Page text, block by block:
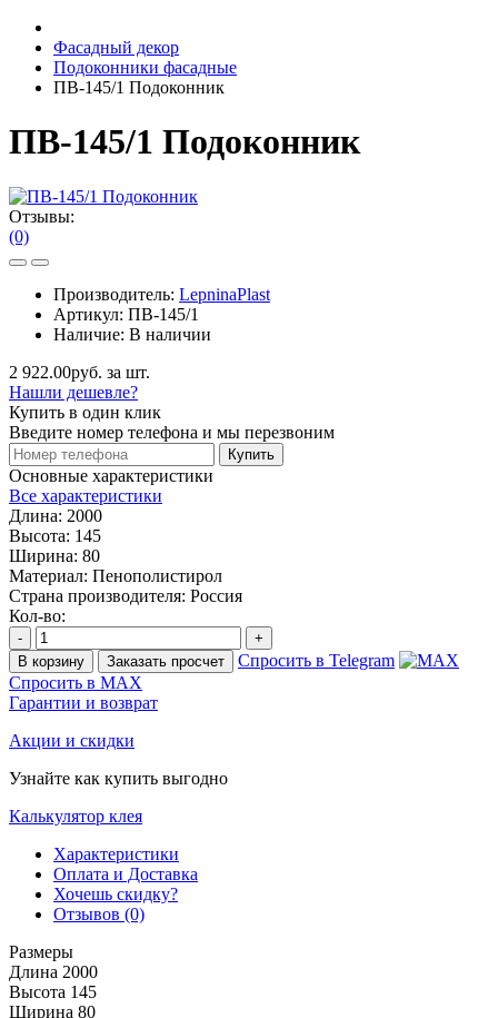
Фасадный декор
Подоконники фасадные
ПВ-145/1 Подоконник
ПВ-145/1 Подоконник
Отзывы:
(0)
Производитель: LepninaPlast
Артикул: ПВ-145/1
Наличие: В наличии
2 922.00руб. за шт.
Нашли дешевле?
Купить в один клик
Введите номер телефона и мы перезвоним
Купить
Основные характеристики
Все характеристики
Длина: 2000
Высота: 145
Ширина: 80
Материал: Пенополистирол
Страна производителя: Россия
Кол-во:
-
+
В корзину
Заказать просчет
Спросить в Telegram
Спросить в MAX
Гарантии и возврат
Акции и скидки
Узнайте как купить выгодно
Калькулятор клея
Характеристики
Оплата и Доставка
Хочешь скидку?
Отзывов (0)
Размеры
Длина 2000
Высота 145
Ширина 80